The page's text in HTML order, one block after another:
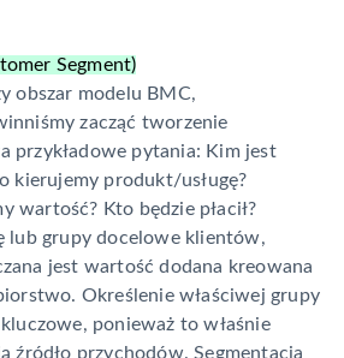
Segment)
obszar modelu BMC,
zacząć tworzenie
przykładowe pytania: Kim jest
kierujemy produkt/usługę?
wartość? Kto będzie płacił?
lub grupy docelowe klientów,
jest wartość dodana kreowana
Określenie właściwej grupy
ponieważ to właśnie
źródło przychodów. Segmentacja